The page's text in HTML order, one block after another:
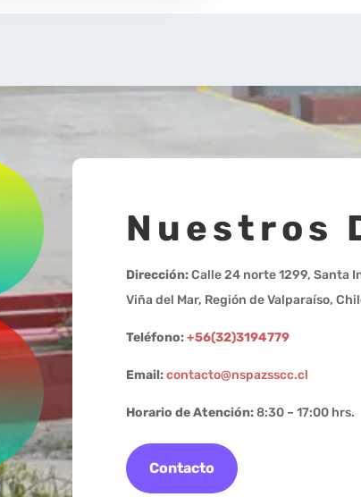
Nuestros
Dirección:Calle 24 norte 1299, Santa
Viña del Mar, Región de Valparaíso,
Teléfono:+56(32)3194779
Email:contacto@nspazsscc.cl
Horario de Atención:8:30 – 17:00 hrs.
Contacto